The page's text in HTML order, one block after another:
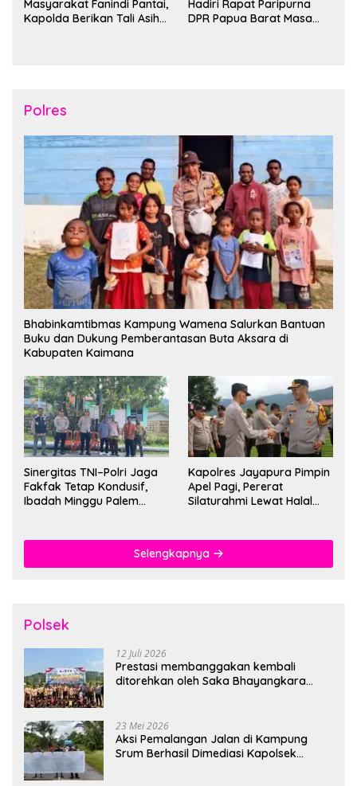
Masyarakat Fanindi Pantai,
Kapolda Berikan Tali Asih
Hadiri Rapat Paripurna
DPR Papua Barat Masa
Polres
Bhabinkamtibmas Kampung Wamena Salurkan Bantuan
Buku dan Dukung Pemberantasan Buta Aksara di
Kabupaten Kaimana
Sinergitas TNI–Polri Jaga
Fakfak Tetap Kondusif,
Ibadah Minggu Palem
Kapolres Jayapura Pimpin
Apel Pagi, Pererat
Silaturahmi Lewat Halal
Selengkapnya
Polsek
12 Juli 2026
Prestasi membanggakan kembali
ditorehkan oleh Saka Bhayangkara
23 Mei 2026
Aksi Pemalangan Jalan di Kampung
Srum Berhasil Dimediasi Kapolsek